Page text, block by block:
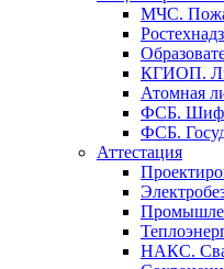
МЧС.
КГИОП.
Атомная
ФСБ.
ФСБ.
Аттестация
НАКС.